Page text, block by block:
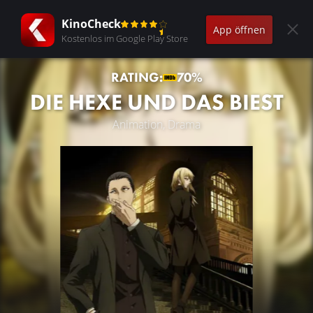
KinoCheck
Kostenlos im Google Play Store
App öffnen
RATING: 70%
DIE HEXE UND DAS BIEST
Animation, Drama